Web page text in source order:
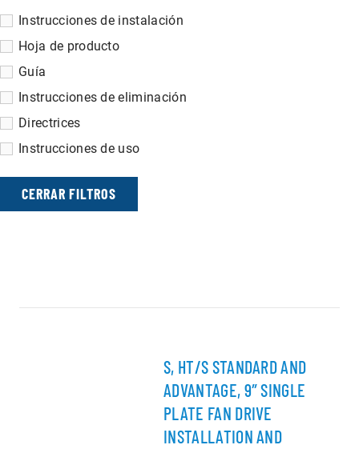
Instrucciones de instalación
Hoja de producto
Guía
Instrucciones de eliminación
Directrices
Instrucciones de uso
CERRAR FILTROS
S, HT/S STANDARD AND
ADVANTAGE, 9″ SINGLE
PLATE FAN DRIVE
INSTALLATION AND